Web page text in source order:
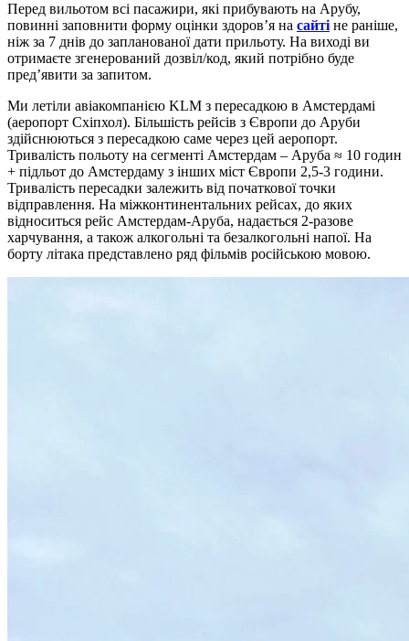
Перед вильотом всі пасажири, які прибувають на Арубу,
повинні заповнити форму оцінки здоров’я на сайті не раніше,
ніж за 7 днів до запланованої дати прильоту. На виході ви
отримаєте згенерований дозвіл/код, який потрібно буде
пред’явити за запитом.
Ми летіли авіакомпанією KLM з пересадкою в Амстердамі
(аеропорт Схіпхол). Більшість рейсів з Європи до Аруби
здійснюються з пересадкою саме через цей аеропорт.
Тривалість польоту на сегменті Амстердам – Аруба ≈ 10 годин
+ підльот до Амстердаму з інших міст Європи 2,5-3 години.
Тривалість пересадки залежить від початкової точки
відправлення. На міжконтинентальних рейсах, до яких
відноситься рейс Амстердам-Аруба, надається 2-разове
харчування, а також алкогольні та безалкогольні напої. На
борту літака представлено ряд фільмів російською мовою.